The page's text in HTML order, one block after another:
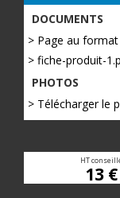
DOCUMENTS
> Page au
> fiche-produit-
PHOTOS
> Télécharger le
HT
13 €